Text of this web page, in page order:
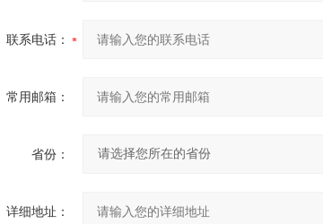
联系电话：
常用邮箱：
省份：
详细地址：